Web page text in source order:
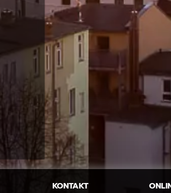
KONTAKT